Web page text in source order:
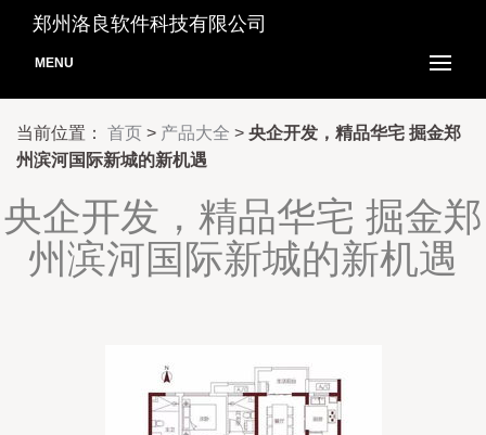
郑州洛良软件科技有限公司
MENU
当前位置： 首页 > 产品大全 > 央企开发，精品华宅 掘金郑
州滨河国际新城的新机遇
央企开发，精品华宅 掘金郑
州滨河国际新城的新机遇